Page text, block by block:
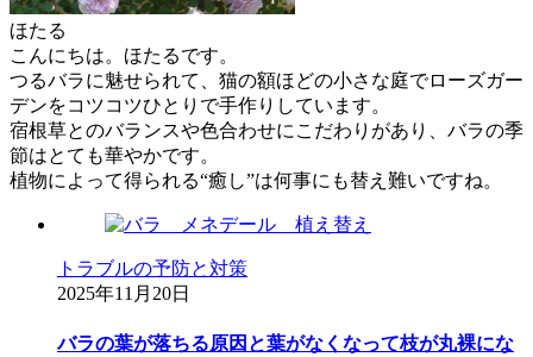
ほたる
こんにちは。ほたるです。
つるバラに魅せられて、猫の額ほどの小さな庭でローズガー
デンをコツコツひとりで手作りしています。
宿根草とのバランスや色合わせにこだわりがあり、バラの季
節はとても華やかです。
植物によって得られる“癒し”は何事にも替え難いですね。
トラブルの予防と対策
2025年11月20日
バラの葉が落ちる原因と葉がなくなって枝が丸裸にな